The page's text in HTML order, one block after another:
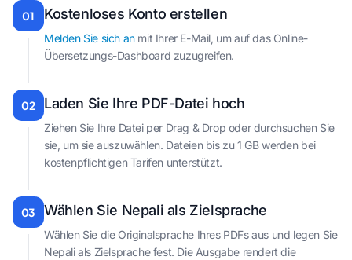
01 Kostenloses Konto erstellen
Melden Sie sich anmit Ihrer E-Mail, um auf das Online-
Übersetzungs-Dashboard zuzugreifen.
02 Laden Sie Ihre PDF-Datei hoch
Ziehen Sie Ihre Datei per Drag & Drop oder durchsuchen Sie
sie, um sie auszuwählen. Dateien bis zu 1 GB werden bei
kostenpflichtigen Tarifen unterstützt.
03 Wählen Sie Nepali als Zielsprache
Wählen Sie die Originalsprache Ihres PDFs aus und legen Sie
Nepali als Zielsprache fest. Die Ausgabe rendert die